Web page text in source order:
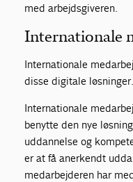
med arbejdsgiveren.
Internationale
Internationale
disse digitale løsninger.
Internationale
benytte den nye
uddannelse og
er at få anerkendt
medarbejderen har